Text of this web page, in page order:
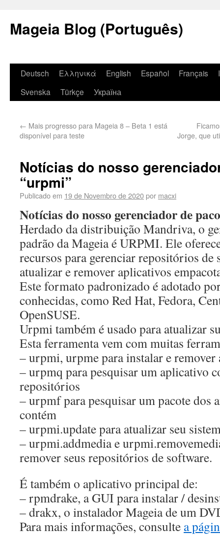
Mageia Blog (Português)
Deutsch Ελληνικά English Español Français
Svenska
Türkçe Україна
← Mais progresso para Mageia 8 – Beta 1 está
disponível para teste
Jorge, que
Notícias do nosso
“urpmi”
Publicado em 19 de Novembro de 2020por macxi
Notícias do nosso gerenciador de
Herdado da distribuição Mandriva, o
padrão da Mageia é URPMI. Ele
recursos para gerenciar repositórios de
atualizar e remover aplicativos
Este formato padronizado é adotado
conhecidas, como Red Hat, Fedora,
OpenSUSE.
Urpmi também é usado para atualizar
Esta ferramenta vem com muitas
– urpmi, urpme para instalar e
– urpmq para pesquisar um aplicativo
repositórios
– urpmf para pesquisar um pacote dos
contém
– urpmi.update para atualizar seu
– urpmi.addmedia e
remover seus repositórios de software.
É também o aplicativo principal de:
– rpmdrake, a GUI para instalar /
– drakx, o instalador Mageia de um
Para mais informações, consulte a